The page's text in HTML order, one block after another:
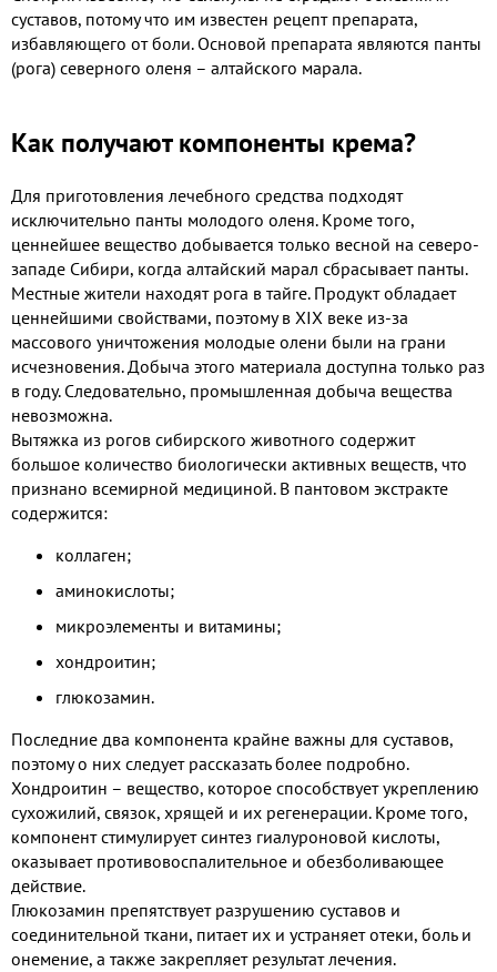
суставов, потому что им известен рецепт препарата,
избавляющего от боли. Основой препарата являются панты
(рога) северного оленя – алтайского марала.
Как получают компоненты крема?
Для приготовления лечебного средства подходят
исключительно панты молодого оленя. Кроме того,
ценнейшее вещество добывается только весной на северо-
западе Сибири, когда алтайский марал сбрасывает панты.
Местные жители находят рога в тайге. Продукт обладает
ценнейшими свойствами, поэтому в XIX веке из-за
массового уничтожения молодые олени были на грани
исчезновения. Добыча этого материала доступна только раз
в году. Следовательно, промышленная добыча вещества
невозможна.
Вытяжка из рогов сибирского животного содержит
большое количество биологически активных веществ, что
признано всемирной медициной. В пантовом экстракте
содержится:
коллаген;
аминокислоты;
микроэлементы и витамины;
хондроитин;
глюкозамин.
Последние два компонента крайне важны для суставов,
поэтому о них следует рассказать более подробно.
Хондроитин – вещество, которое способствует укреплению
сухожилий, связок, хрящей и их регенерации. Кроме того,
компонент стимулирует синтез гиалуроновой кислоты,
оказывает противовоспалительное и обезболивающее
действие.
Глюкозамин препятствует разрушению суставов и
соединительной ткани, питает их и устраняет отеки, боль и
онемение, а также закрепляет результат лечения.